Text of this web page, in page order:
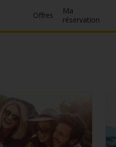
Offres
Ma
réservation